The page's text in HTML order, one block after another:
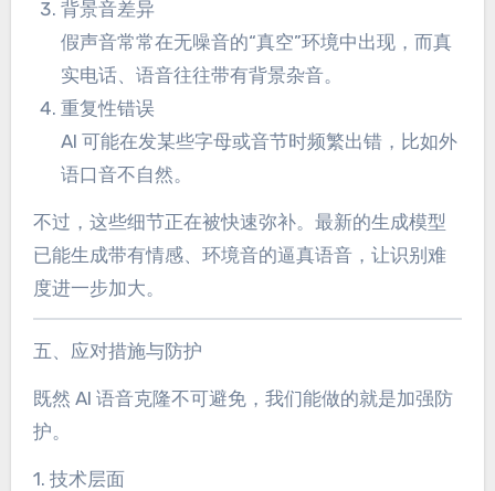
背景音差异
假声音常常在无噪音的“真空”环境中出现，而真
实电话、语音往往带有背景杂音。
重复性错误
AI 可能在发某些字母或音节时频繁出错，比如外
语口音不自然。
不过，这些细节正在被快速弥补。最新的生成模型
已能生成带有情感、环境音的逼真语音，让识别难
度进一步加大。
五、应对措施与防护
既然 AI 语音克隆不可避免，我们能做的就是加强防
护。
1. 技术层面